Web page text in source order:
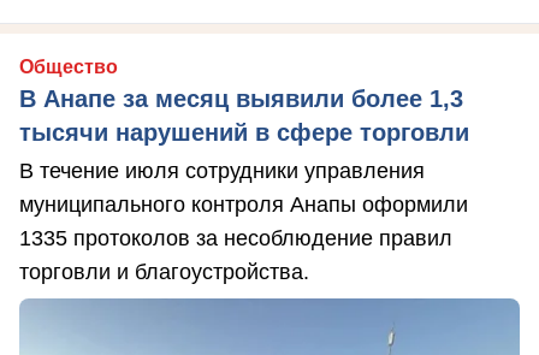
Общество
В Анапе за месяц выявили более 1,3
тысячи нарушений в сфере торговли
В течение июля сотрудники управления
муниципального контроля Анапы оформили
1335 протоколов за несоблюдение правил
торговли и благоустройства.